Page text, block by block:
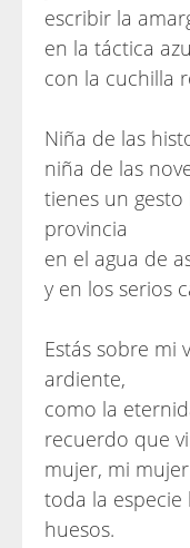
escribir la
en la táctica
con la cuchilla
Niña de las
niña de las
tienes un
provincia
en el agua de
y en los serios
Estás sobre mi
ardiente,
como la
recuerdo que
mujer, mi
toda la
huesos.